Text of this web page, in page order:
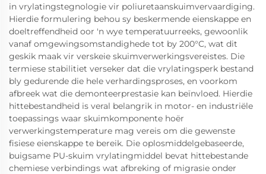
in vrylatingstegnologie vir poliuretaanskuimvervaardiging.
Hierdie formulering behou sy beskermende eienskappe en
doeltreffendheid oor 'n wye temperatuurreeks, gewoonlik
vanaf omgewingsomstandighede tot by 200°C, wat dit
geskik maak vir verskeie skuimverwerkingsvereistes. Die
termiese stabilitiet verseker dat die vrylatingsperk bestand
bly gedurende die hele verhardingsproses, en voorkom
afbreek wat die demonteerprestasie kan beïnvloed. Hierdie
hittebestandheid is veral belangrik in motor- en industriële
toepassings waar skuimkomponente hoër
verwerkingstemperature mag vereis om die gewenste
fisiese eienskappe te bereik. Die oplosmiddelgebaseerde,
buigsame PU-skuim vrylatingmiddel bevat hittebestande
chemiese verbindings wat afbreking of migrasie onder